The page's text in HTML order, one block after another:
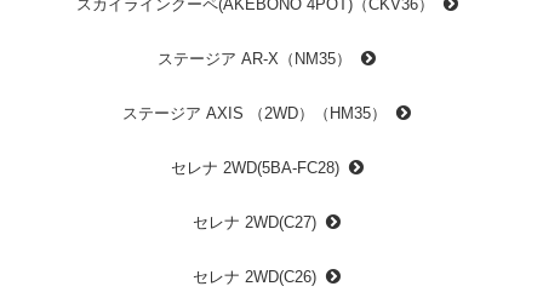
スカイラインクーペ(AKEBONO 4POT)（CKV36）
ステージア AR-X（NM35）
ステージア AXIS （2WD）（HM35）
セレナ 2WD(5BA-FC28)
セレナ 2WD(C27)
セレナ 2WD(C26)